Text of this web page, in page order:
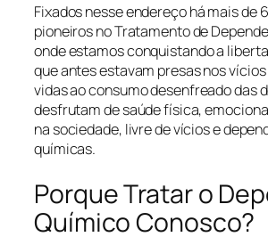
Fixados nesse endereço há mais de
pioneiros no Tratamento de
onde estamos conquistando a
que antes estavam presas nos
vidas ao consumo desenfreado das
desfrutam de saúde física,
na sociedade, livre de vícios e
químicas.
Porque Tratar o
Químico Conosco?